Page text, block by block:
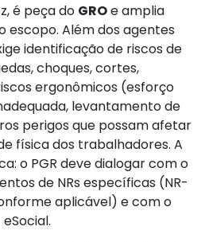
é peça do GROe amplia
escopo. Além dos agentes
identificação de riscos de
choques, cortes,
ergonômicos (esforço
levantamento de
perigos que possam afetar
física dos trabalhadores. A
o PGR deve dialogar com o
de NRs específicas (NR-
aplicável) e com o
eSocial.